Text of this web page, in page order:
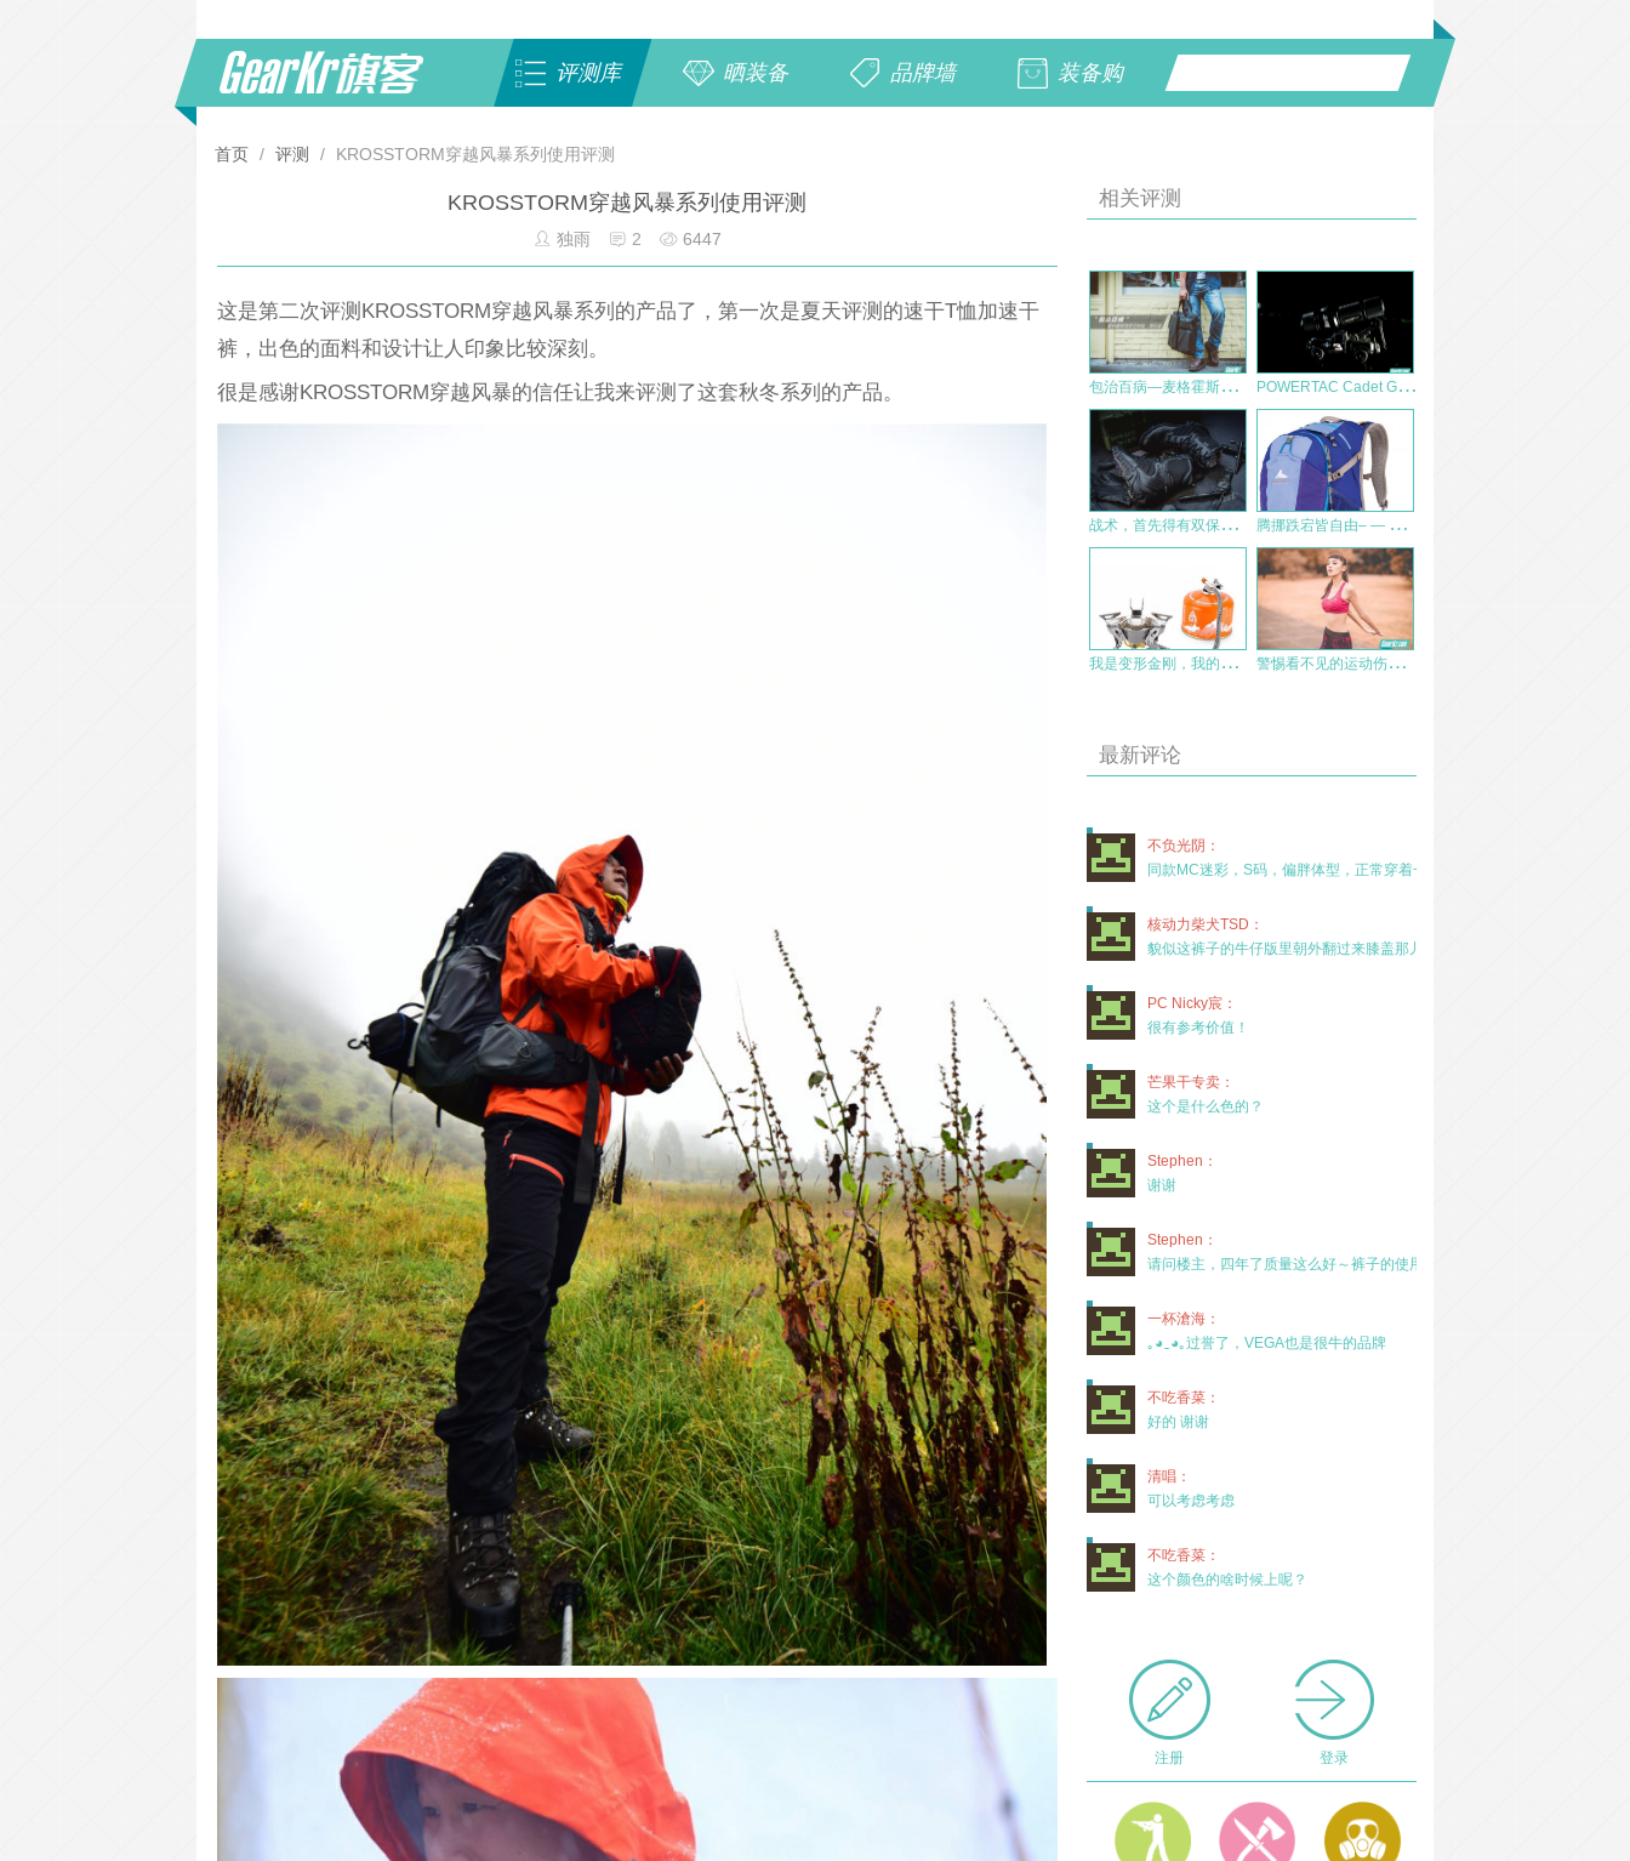
评测库 晒装备 品牌墙 装备购
首页 / 评测 / KROSSTORM穿越风暴系列使用评测
KROSSTORM穿越风暴系列使用评测
独雨 2 6447
这是第二次评测KROSSTORM穿越风暴系列的产品了，第一次是夏天评测的速干T恤加速干
裤，出色的面料和设计让人印象比较深刻。
很是感谢KROSSTORM穿越风暴的信任让我来评测了这套秋冬系列的产品。
相关评测
包
治百病—麦格霍斯麦格霍斯0496商务托特包评测 P
OWERTAC Cadet Gen Ⅱ 短小精悍EDC
战
术，首先得有双保护你的鞋——Bates GX8血泪测评外观篇 腾
挪跌宕皆自由– — Gregory Maya™ 22背包体验报告
我
是变形金刚，我的名字叫“毅”—-火枫炉头FMS-100 测评 警
惕看不见的运动伤害（女生注意）
最新评论
不负光阴：
同款MC迷彩，S码，偏胖体型，正常穿着一年半，没
核动力柴犬TSD：
貌似这裤子的牛仔版里朝外翻过来膝盖那儿有放护膝的
PC Nicky宸：
很有参考价值！
芒果干专卖：
这个是什么色的？
Stephen：
谢谢
Stephen：
请问楼主，四年了质量这么好～裤子的使用率高吗？
一杯滄海：
｡◕‿◕｡过誉了，VEGA也是很牛的品牌
不吃香菜：
好的 谢谢
清唱：
可以考虑考虑
不吃香菜：
这个颜色的啥时候上呢？
注册 登录